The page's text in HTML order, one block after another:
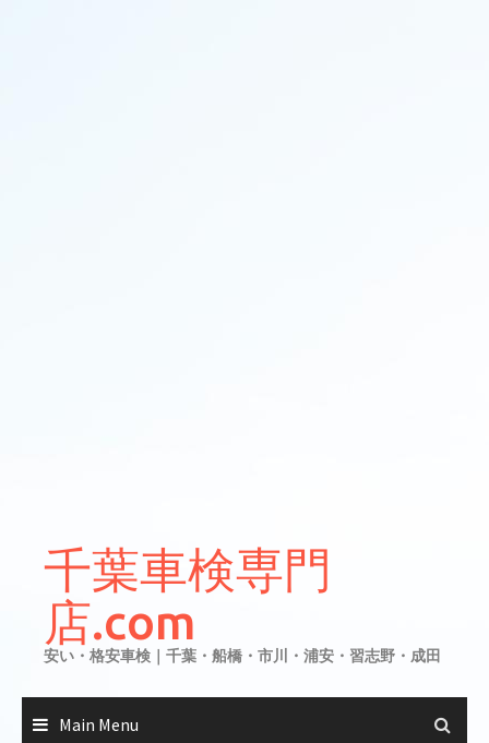
content千葉車検専門
店.com
安い・格安車検｜千葉・船橋・市川・浦安・習志野・成田
Main Menu